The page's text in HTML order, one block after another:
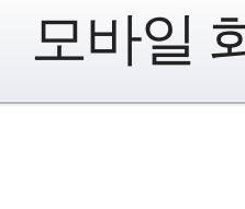
모바일